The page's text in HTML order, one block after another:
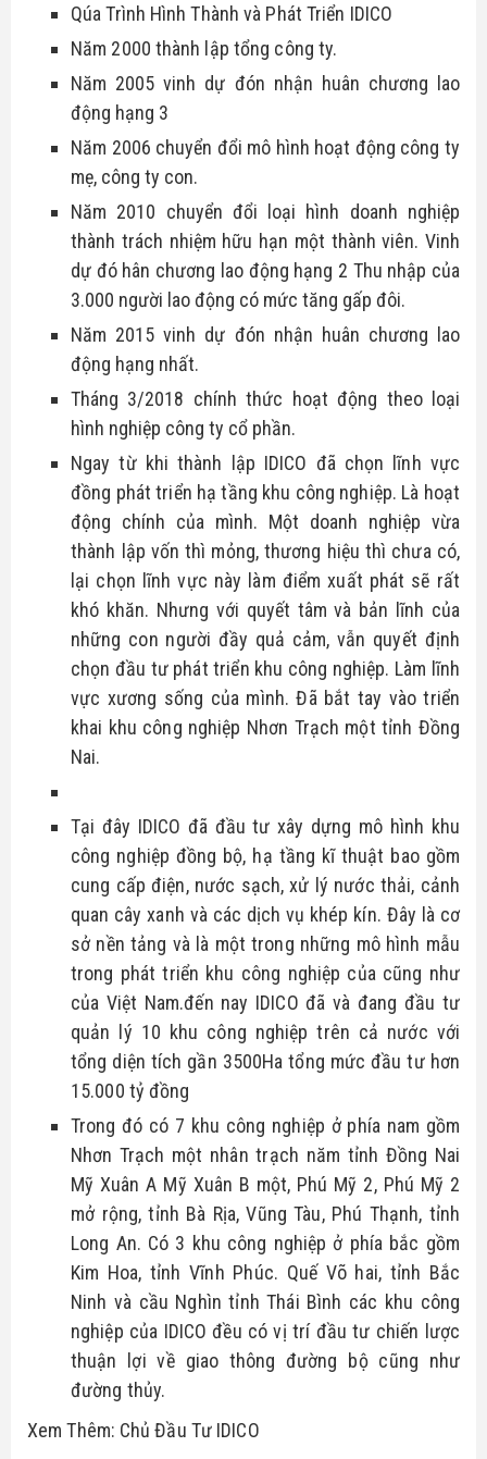
Qúa Trình Hình Thành và Phát Triển IDICO
Năm 2000 thành lập tổng công ty.
Năm 2005 vinh dự đón nhận huân chương lao
động hạng 3
Năm 2006 chuyển đổi mô hình hoạt động công ty
mẹ, công ty con.
Năm 2010 chuyển đổi loại hình doanh nghiệp
thành trách nhiệm hữu hạn một thành viên. Vinh
dự đó hân chương lao động hạng 2 Thu nhập của
3.000 người lao động có mức tăng gấp đôi.
Năm 2015 vinh dự đón nhận huân chương lao
động hạng nhất.
Tháng 3/2018 chính thức hoạt động theo loại
hình nghiệp công ty cổ phần.
Ngay từ khi thành lập IDICO đã chọn lĩnh vực
đồng phát triển hạ tầng khu công nghiệp. Là hoạt
động chính của mình. Một doanh nghiệp vừa
thành lập vốn thì mỏng, thương hiệu thì chưa có,
lại chọn lĩnh vực này làm điểm xuất phát sẽ rất
khó khăn. Nhưng với quyết tâm và bản lĩnh của
những con người đầy quả cảm, vẫn quyết định
chọn đầu tư phát triển khu công nghiệp. Làm lĩnh
vực xương sống của mình. Đã bắt tay vào triển
khai khu công nghiệp Nhơn Trạch một tỉnh Đồng
Nai.
Tại đây IDICO đã đầu tư xây dựng mô hình khu
công nghiệp đồng bộ, hạ tầng kĩ thuật bao gồm
cung cấp điện, nước sạch, xử lý nước thải, cảnh
quan cây xanh và các dịch vụ khép kín. Đây là cơ
sở nền tảng và là một trong những mô hình mẫu
trong phát triển khu công nghiệp của cũng như
của Việt Nam.đến nay IDICO đã và đang đầu tư
quản lý 10 khu công nghiệp trên cả nước với
tổng diện tích gần 3500Ha tổng mức đầu tư hơn
15.000 tỷ đồng
Trong đó có 7 khu công nghiệp ở phía nam gồm
Nhơn Trạch một nhân trạch năm tỉnh Đồng Nai
Mỹ Xuân A Mỹ Xuân B một, Phú Mỹ 2, Phú Mỹ 2
mở rộng, tỉnh Bà Rịa, Vũng Tàu, Phú Thạnh, tỉnh
Long An. Có 3 khu công nghiệp ở phía bắc gồm
Kim Hoa, tỉnh Vĩnh Phúc. Quế Võ hai, tỉnh Bắc
Ninh và cầu Nghìn tỉnh Thái Bình các khu công
nghiệp của IDICO đều có vị trí đầu tư chiến lược
thuận lợi về giao thông đường bộ cũng như
đường thủy.
Xem Thêm: Chủ Đầu Tư IDICO